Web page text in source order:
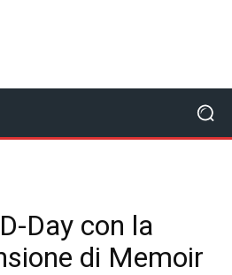
Day con la
di Memoir